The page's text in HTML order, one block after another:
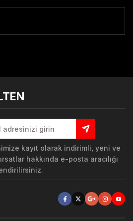
kayıt olarak indirimli, yeni ve
hakkında e-posta aracılığı